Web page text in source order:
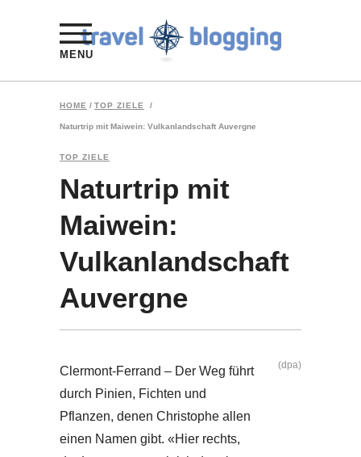
MENU
HOME / TOP ZIELE /
Naturtrip mit Maiwein: Vulkanlandschaft Auvergne
TOP ZIELE
Naturtrip mit
Maiwein:
Vulkanlandschaft
Auvergne
Clermont-Ferrand – Der Weg führt
durch Pinien, Fichten und
Pflanzen, denen Christophe allen
einen Namen gibt. «Hier rechts,
(dpa)